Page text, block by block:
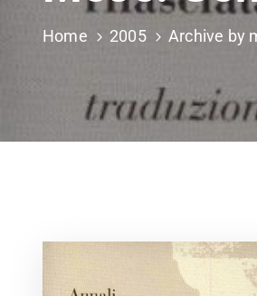
Home 2005 Archive by